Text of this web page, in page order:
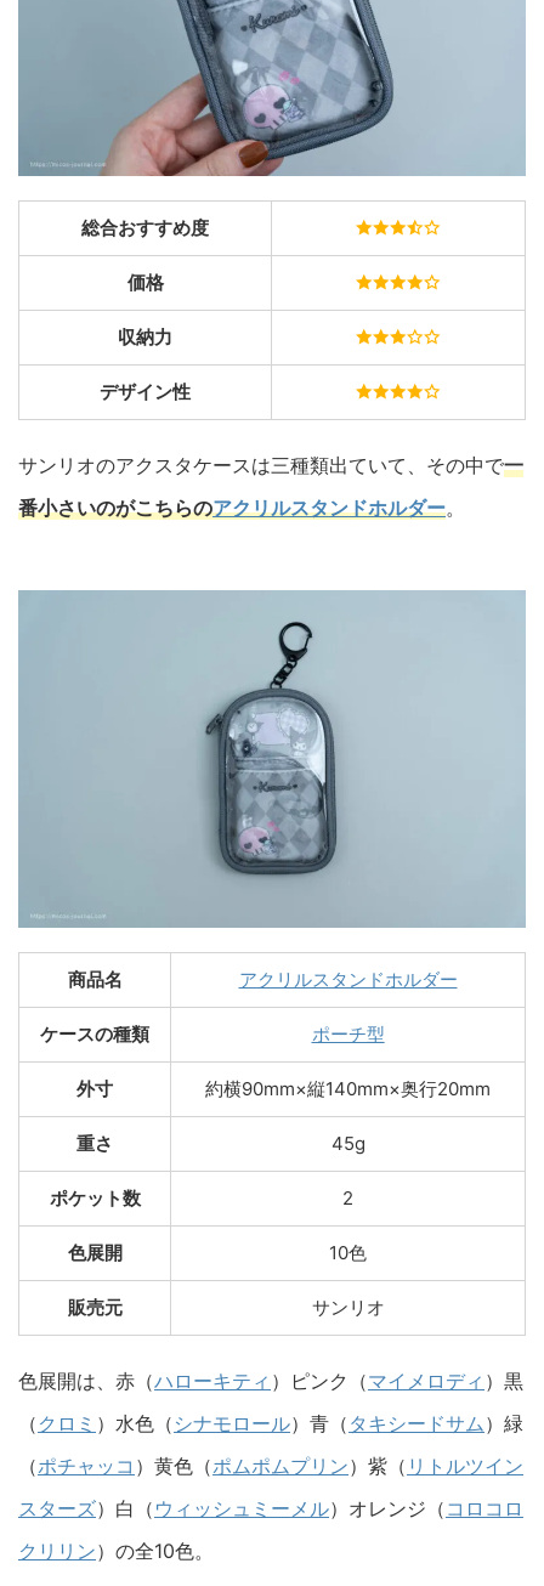
総合おすすめ度
価格
収納力
デザイン性
サンリオのアクスタケースは三種類出ていて、その中で一
番小さいのがこちらのアクリルスタンドホルダー。
商品名 アクリルスタンドホルダー
ケースの種類 ポーチ型
外寸 約横90mm×縦140mm×奥行20mm
重さ 45g
ポケット数 2
色展開 10色
販売元 サンリオ
色展開は、赤（ハローキティ ）ピンク（マイメロディ ）黒
（ クロミ ）水色（ シナモロール）青（ タキシードサム）緑
（ポチャッコ ）黄色（ポムポムプリン）紫（ リトルツイン
スターズ）白（ ウィッシュミーメル）オレンジ（ コロコロ
クリリン）の全10色。